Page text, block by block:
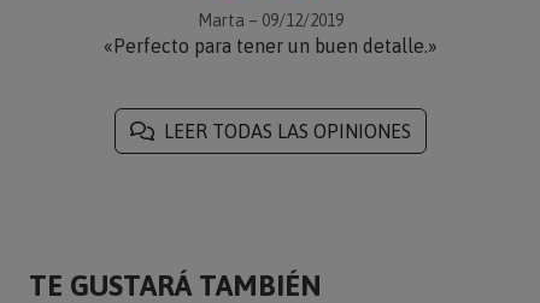
Marta – 09/12/2019
«Perfecto para tener un buen detalle.»
LEER TODAS LAS OPINIONES
TE GUSTARÁ TAMBIÉN